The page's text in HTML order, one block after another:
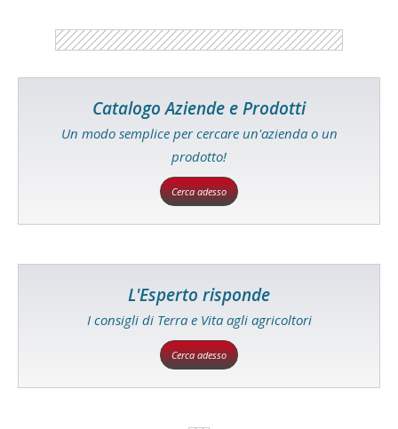
Catalogo Aziende e Prodotti
Un modo semplice per cercare un'azienda o un
prodotto!
Cerca adesso
L'Esperto risponde
I consigli di Terra e Vita agli agricoltori
Cerca adesso